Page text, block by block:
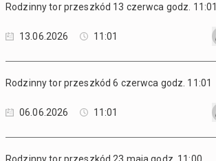
Rodzinny tor przeszkód 13 czerwca godz. 11:01
13.06.2026 11:01
Rodzinny tor przeszkód 6 czerwca godz. 11:01
06.06.2026 11:01